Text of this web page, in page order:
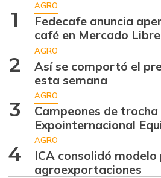
07/25/2026
Arracacha blanca
07/25/2026
Arroz de primera
07/25/2026
Arroz de segunda
07/06/2013
Arveja verde
1
AGRO
Fedecafe anuncia
café en Mercado Libre
2
AGRO
Así se comportó el
esta semana
3
AGRO
Campeones de
Expointernacional
4
AGRO
ICA consolidó
agroexportaciones